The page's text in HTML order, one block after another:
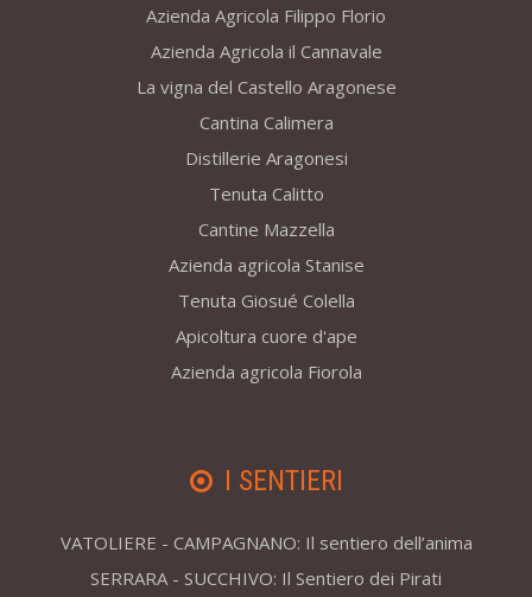
Azienda Agricola Filippo Florio
Azienda Agricola il Cannavale
La vigna del Castello Aragonese
Cantina Calimera
Distillerie Aragonesi
Tenuta Calitto
Cantine Mazzella
Azienda agricola Stanise
Tenuta Giosué Colella
Apicoltura cuore d'ape
Azienda agricola Fiorola
I SENTIERI
VATOLIERE - CAMPAGNANO: Il sentiero dell’anima
SERRARA - SUCCHIVO: Il Sentiero dei Pirati